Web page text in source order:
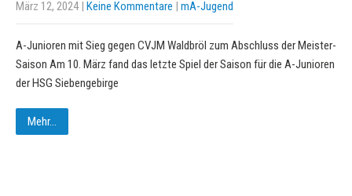
März 12, 2024| Keine Kommentare | mA-Jugend
A-Junioren mit Sieg gegen CVJM Waldbröl zum Abschluss der Meister-
Saison Am 10. März fand das letzte Spiel der Saison für die A-Junioren
der HSG Siebengebirge
Mehr...